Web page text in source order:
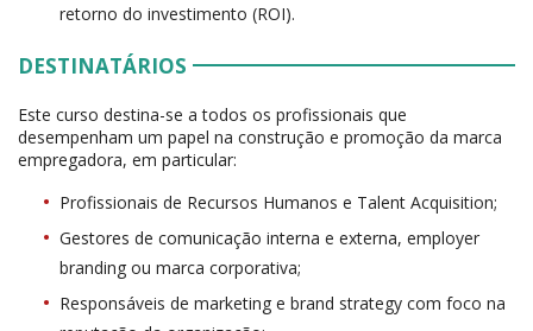
retorno do investimento (ROI).
DESTINATÁRIOS
Este curso destina-se a todos os profissionais que
desempenham um papel na construção e promoção da marca
empregadora, em particular:
Profissionais de Recursos Humanos e Talent Acquisition;
Gestores de comunicação interna e externa, employer
branding ou marca corporativa;
Responsáveis de marketing e brand strategy com foco na